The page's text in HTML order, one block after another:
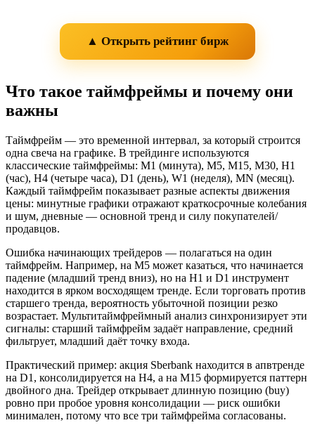
▲ Открыть рейтинг бирж
Что такое таймфреймы и почему они
важны
Таймфрейм — это временной интервал, за который строится
одна свеча на графике. В трейдинге используются
классические таймфреймы: M1 (минута), M5, M15, M30, H1
(час), H4 (четыре часа), D1 (день), W1 (неделя), MN (месяц).
Каждый таймфрейм показывает разные аспекты движения
цены: минутные графики отражают краткосрочные колебания
и шум, дневные — основной тренд и силу покупателей/
продавцов.
Ошибка начинающих трейдеров — полагаться на один
таймфрейм. Например, на M5 может казаться, что начинается
падение (младший тренд вниз), но на H1 и D1 инструмент
находится в ярком восходящем тренде. Если торговать против
старшего тренда, вероятность убыточной позиции резко
возрастает. Мультитаймфреймный анализ синхронизирует эти
сигналы: старший таймфрейм задаёт направление, средний
фильтрует, младший даёт точку входа.
Практический пример: акция Sberbank находится в апвтренде
на D1, консолидируется на H4, а на M15 формируется паттерн
двойного дна. Трейдер открывает длинную позицию (buy)
ровно при пробое уровня консолидации — риск ошибки
минимален, потому что все три таймфрейма согласованы.